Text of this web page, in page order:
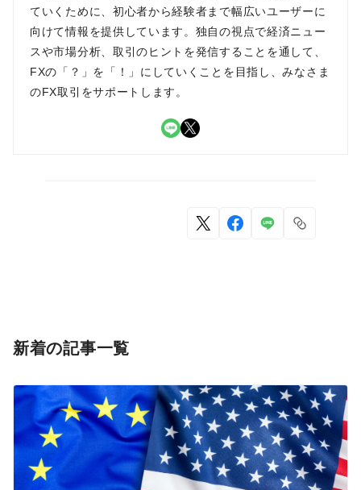
ていくために、初心者から経験者まで幅広いユーザーに
向けて情報を提供しています。独自の視点で経済ニュー
スや市場分析、取引のヒントを発信することを通して、
FXの「？」を「！」にしていくことを目指し、みなさま
のFX取引をサポートします。
LINE
新着の記事一覧